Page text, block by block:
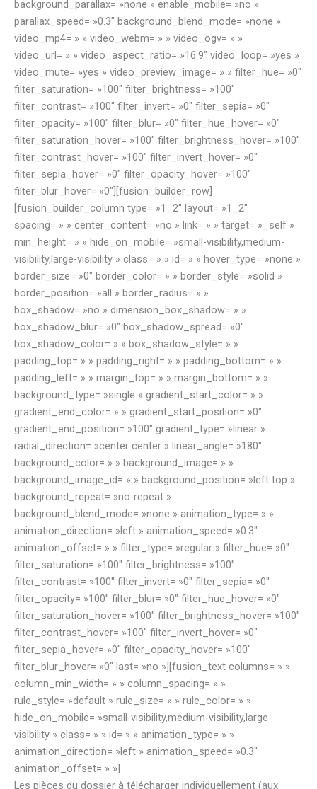
background_parallax= »none » enable_mobile= »no »
parallax_speed= »0.3″ background_blend_mode= »none »
video_mp4= » » video_webm= » » video_ogv= » »
video_url= » » video_aspect_ratio= »16:9″ video_loop= »yes »
video_mute= »yes » video_preview_image= » » filter_hue= »0″
filter_saturation= »100″ filter_brightness= »100″
filter_contrast= »100″ filter_invert= »0″ filter_sepia= »0″
filter_opacity= »100″ filter_blur= »0″ filter_hue_hover= »0″
filter_saturation_hover= »100″ filter_brightness_hover= »100″
filter_contrast_hover= »100″ filter_invert_hover= »0″
filter_sepia_hover= »0″ filter_opacity_hover= »100″
filter_blur_hover= »0″][fusion_builder_row]
[fusion_builder_column type= »1_2″ layout= »1_2″
spacing= » » center_content= »no » link= » » target= »_self »
min_height= » » hide_on_mobile= »small-visibility,medium-
visibility,large-visibility » class= » » id= » » hover_type= »none »
border_size= »0″ border_color= » » border_style= »solid »
border_position= »all » border_radius= » »
box_shadow= »no » dimension_box_shadow= » »
box_shadow_blur= »0″ box_shadow_spread= »0″
box_shadow_color= » » box_shadow_style= » »
padding_top= » » padding_right= » » padding_bottom= » »
padding_left= » » margin_top= » » margin_bottom= » »
background_type= »single » gradient_start_color= » »
gradient_end_color= » » gradient_start_position= »0″
gradient_end_position= »100″ gradient_type= »linear »
radial_direction= »center center » linear_angle= »180″
background_color= » » background_image= » »
background_image_id= » » background_position= »left top »
background_repeat= »no-repeat »
background_blend_mode= »none » animation_type= » »
animation_direction= »left » animation_speed= »0.3″
animation_offset= » » filter_type= »regular » filter_hue= »0″
filter_saturation= »100″ filter_brightness= »100″
filter_contrast= »100″ filter_invert= »0″ filter_sepia= »0″
filter_opacity= »100″ filter_blur= »0″ filter_hue_hover= »0″
filter_saturation_hover= »100″ filter_brightness_hover= »100″
filter_contrast_hover= »100″ filter_invert_hover= »0″
filter_sepia_hover= »0″ filter_opacity_hover= »100″
filter_blur_hover= »0″ last= »no »][fusion_text columns= » »
column_min_width= » » column_spacing= » »
rule_style= »default » rule_size= » » rule_color= » »
hide_on_mobile= »small-visibility,medium-visibility,large-
visibility » class= » » id= » » animation_type= » »
animation_direction= »left » animation_speed= »0.3″
animation_offset= » »]
Les pièces du dossier à télécharger individuellement (aux